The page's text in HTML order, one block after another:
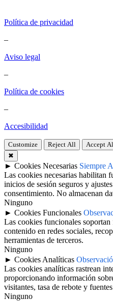
Política de privacidad
–
Aviso legal
–
Política de cookies
–
Accesibilidad
Customize Reject All
Accept
✖
► Cookies Necesarias Siempre
Las cookies necesarias habilitan
inicios de sesión seguros y
consentimiento. No almacenan
Ninguno
► Cookies Funcionales
Las cookies funcionales
contenido en redes sociales,
herramientas de terceros.
Ninguno
► Cookies Analíticas
Las cookies analíticas rastrean
proporcionando información
visitantes, tasa de rebote y
Ninguno